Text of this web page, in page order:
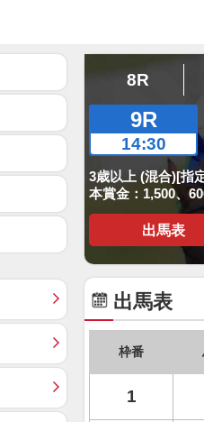
8R
9R
14:30
3歳以上 (混合)[指
本賞金：1,500、
出馬表
出馬表
枠番
1